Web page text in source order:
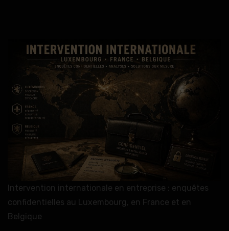
Intervention internationale en entreprise : enquêtes
confidentielles au Luxembourg, en France et en
Belgique